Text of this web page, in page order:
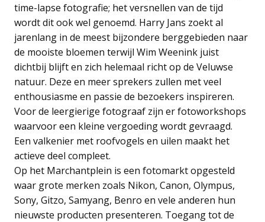
time-lapse fotografie; het versnellen van de tijd
wordt dit ook wel genoemd. Harry Jans zoekt al
jarenlang in de meest bijzondere berggebieden naar
de mooiste bloemen terwijl Wim Weenink juist
dichtbij blijft en zich helemaal richt op de Veluwse
natuur. Deze en meer sprekers zullen met veel
enthousiasme en passie de bezoekers inspireren.
Voor de leergierige fotograaf zijn er fotoworkshops
waarvoor een kleine vergoeding wordt gevraagd.
Een valkenier met roofvogels en uilen maakt het
actieve deel compleet.
Op het Marchantplein is een fotomarkt opgesteld
waar grote merken zoals Nikon, Canon, Olympus,
Sony, Gitzo, Samyang, Benro en vele anderen hun
nieuwste producten presenteren. Toegang tot de